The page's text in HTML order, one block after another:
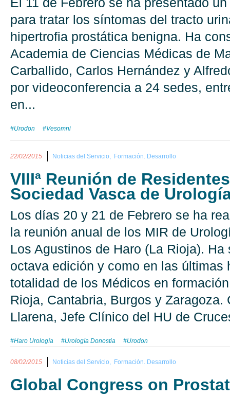
para tratar los síntomas del tracto
hipertrofia prostática benigna. Ha
Academia de Ciencias Médicas de
Carballido, Carlos Hernández y
por videoconferencia a 24 sedes,
en...
#Urodon #Vesomni
22/02/2015 Noticias del Servicio, Formación. Desarrollo
VIIIª Reunión de
Sociedad Vasca de
Los días 20 y 21 de Febrero se ha
la reunión anual de los MIR de
Los Agustinos de Haro (La Rioja). Ha
octava edición y como en las últimas
totalidad de los Médicos en
Rioja, Cantabria, Burgos y Zaragoza.
Llarena, Jefe Clínico del HU de
#Haro Urología #Urología Donostia #Urodon
08/02/2015 Noticias del Servicio, Formación. Desarrollo
Global Congress on